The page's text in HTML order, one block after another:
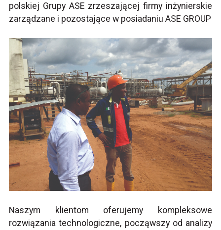
polskiej Grupy ASE zrzeszającej firmy inżynierskie
zarządzane i pozostające w posiadaniu ASE GROUP
Naszym klientom oferujemy kompleksowe
rozwiązania technologiczne, począwszy od analizy